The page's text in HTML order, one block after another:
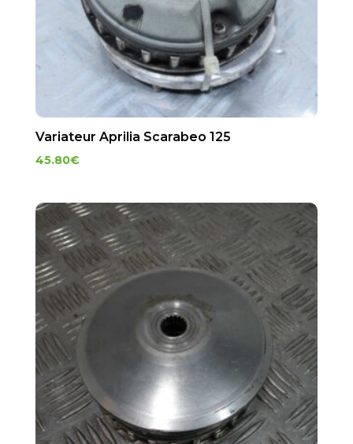
Variateur Aprilia Scarabeo 125
45.80€